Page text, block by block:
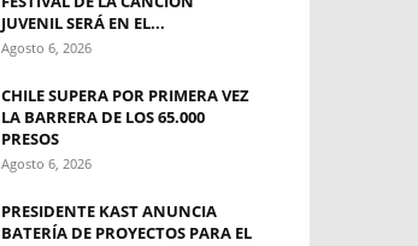
JUVENIL SERÁ EN EL...
Agosto 6, 2026
CHILE SUPERA POR PRIMERA VEZ
LA BARRERA DE LOS 65.000
PRESOS
Agosto 6, 2026
PRESIDENTE KAST ANUNCIA
BATERÍA DE PROYECTOS PARA EL